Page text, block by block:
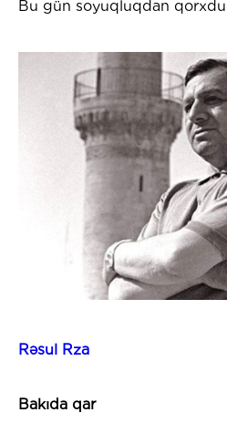
Bu gün soyuqluqdan qorxdu
Rəsul Rza
Bakıda qar